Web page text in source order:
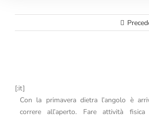
[:it]
Con la primavera dietra l’angolo è
correre all’aperto. Fare attività